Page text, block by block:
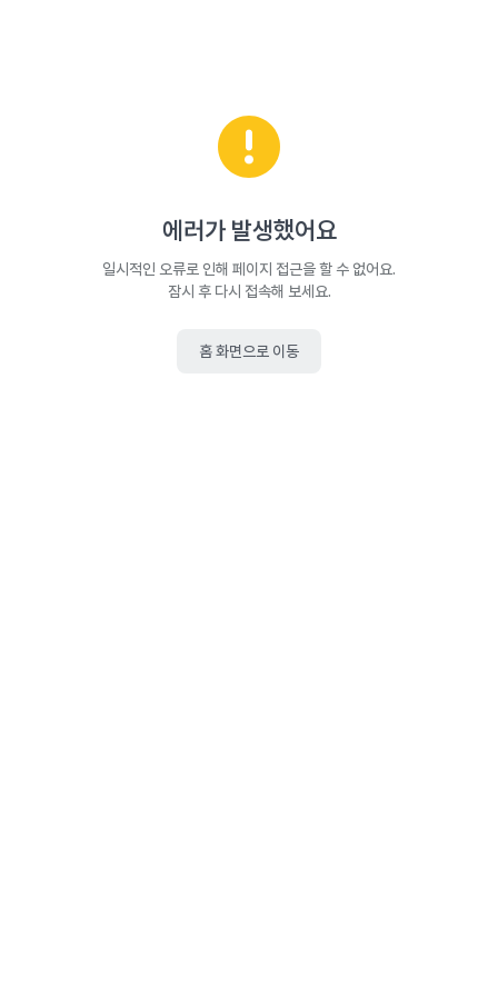
에러가 발생했어요
일시적인 오류로 인해 페이지 접근을 할 수 없어요.
잠시 후 다시 접속해 보세요.
홈 화면으로 이동